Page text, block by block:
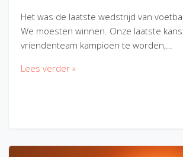
Het was de laatste wedstrijd van
We moesten winnen. Onze laatste
vriendenteam kampioen te worden,…
Lees verder »